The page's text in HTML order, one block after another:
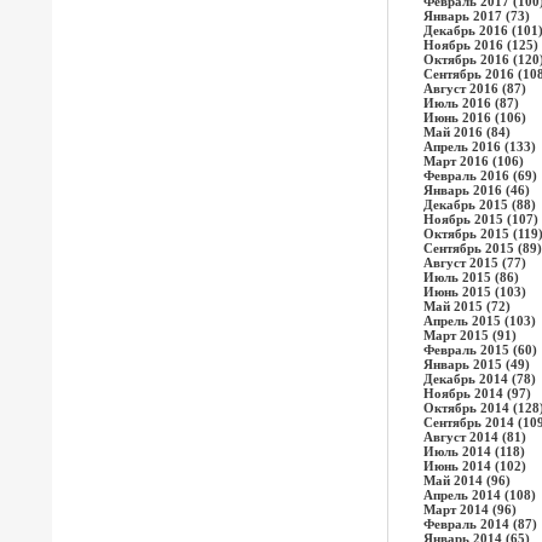
Январь 2017 (73)
Декабрь 2016 (101)
Ноябрь 2016 (125)
Октябрь 2016
Сентябрь 2016
Август 2016 (87)
Июль 2016 (87)
Июнь 2016 (106)
Май 2016 (84)
Апрель 2016 (133)
Март 2016 (106)
Февраль 2016 (69)
Январь 2016 (46)
Декабрь 2015 (88)
Ноябрь 2015 (107)
Октябрь 2015 (119)
Сентябрь 2015 (89)
Август 2015 (77)
Июль 2015 (86)
Июнь 2015 (103)
Май 2015 (72)
Апрель 2015 (103)
Март 2015 (91)
Февраль 2015 (60)
Январь 2015 (49)
Декабрь 2014 (78)
Ноябрь 2014 (97)
Октябрь 2014
Сентябрь 2014
Август 2014 (81)
Июль 2014 (118)
Июнь 2014 (102)
Май 2014 (96)
Апрель 2014 (108)
Март 2014 (96)
Февраль 2014 (87)
Январь 2014 (65)